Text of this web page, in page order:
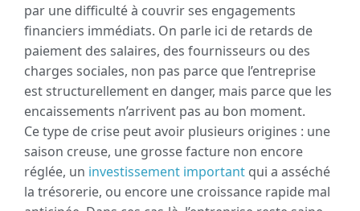
par une difficulté à couvrir ses engagements
financiers immédiats. On parle ici de retards de
paiement des salaires, des fournisseurs ou des
charges sociales, non pas parce que l’entreprise
est structurellement en danger, mais parce que les
encaissements n’arrivent pas au bon moment.
Ce type de crise peut avoir plusieurs origines : une
saison creuse, une grosse facture non encore
réglée, un investissement important qui a asséché
la trésorerie, ou encore une croissance rapide mal